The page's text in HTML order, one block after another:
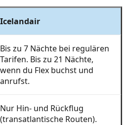
nach der
Icelandair
Bis zu 7 Nächte bei regulären
Tarifen. Bis zu 21 Nächte,
wenn du Flex buchst und
anrufst.
Nur Hin- und Rückflug
(transatlantische Routen).